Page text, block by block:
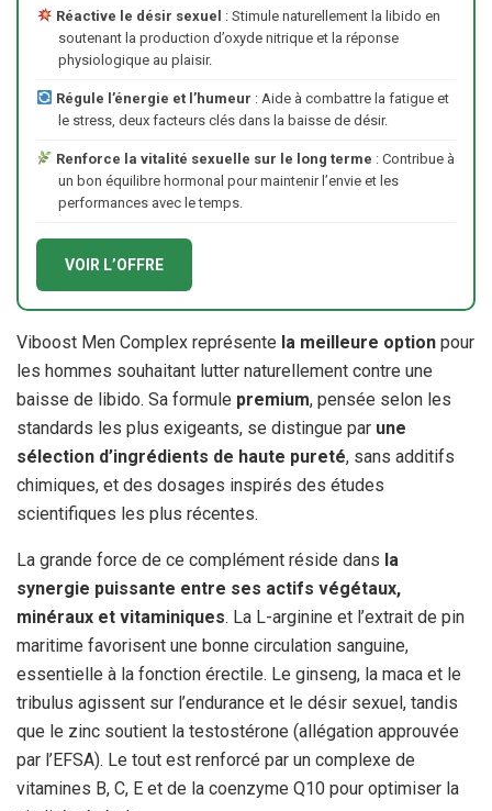
Réactive le désir sexuel : Stimule naturellement la libido en
soutenant la production d’oxyde nitrique et la réponse
physiologique au plaisir.
Régule l’énergie et l’humeur : Aide à combattre la fatigue et
le stress, deux facteurs clés dans la baisse de désir.
Renforce la vitalité sexuelle sur le long terme : Contribue à
un bon équilibre hormonal pour maintenir l’envie et les
performances avec le temps.
VOIR L’OFFRE
Viboost Men Complex représente la meilleure option pour
les hommes souhaitant lutter naturellement contre une
baisse de libido. Sa formule premium, pensée selon les
standards les plus exigeants, se distingue par une
sélection d’ingrédients de haute pureté, sans additifs
chimiques, et des dosages inspirés des études
scientifiques les plus récentes.
La grande force de ce complément réside dans la
synergie puissante entre ses actifs végétaux,
minéraux et vitaminiques. La L-arginine et l’extrait de pin
maritime favorisent une bonne circulation sanguine,
essentielle à la fonction érectile. Le ginseng, la maca et le
tribulus agissent sur l’endurance et le désir sexuel, tandis
que le zinc soutient la testostérone (allégation approuvée
par l’EFSA). Le tout est renforcé par un complexe de
vitamines B, C, E et de la coenzyme Q10 pour optimiser la